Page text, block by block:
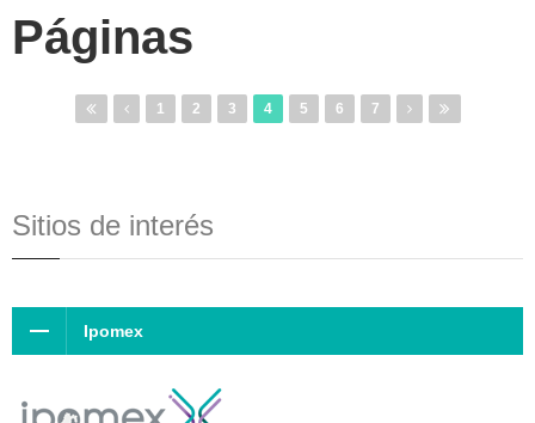
Páginas
1 2 3 4 5 6 7
Sitios de interés
Ipomex